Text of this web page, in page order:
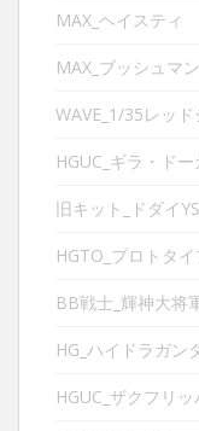
MAX_ヘイスティ
MAX_ブッシュマン
WAVE_1/35レッ
HGUC_ギラ・ドー
旧キット_ドダイYS
HGTO_プロトタ
BB戦士_輝神大将
HG_ハイドラガン
HGUC_ザクフリ